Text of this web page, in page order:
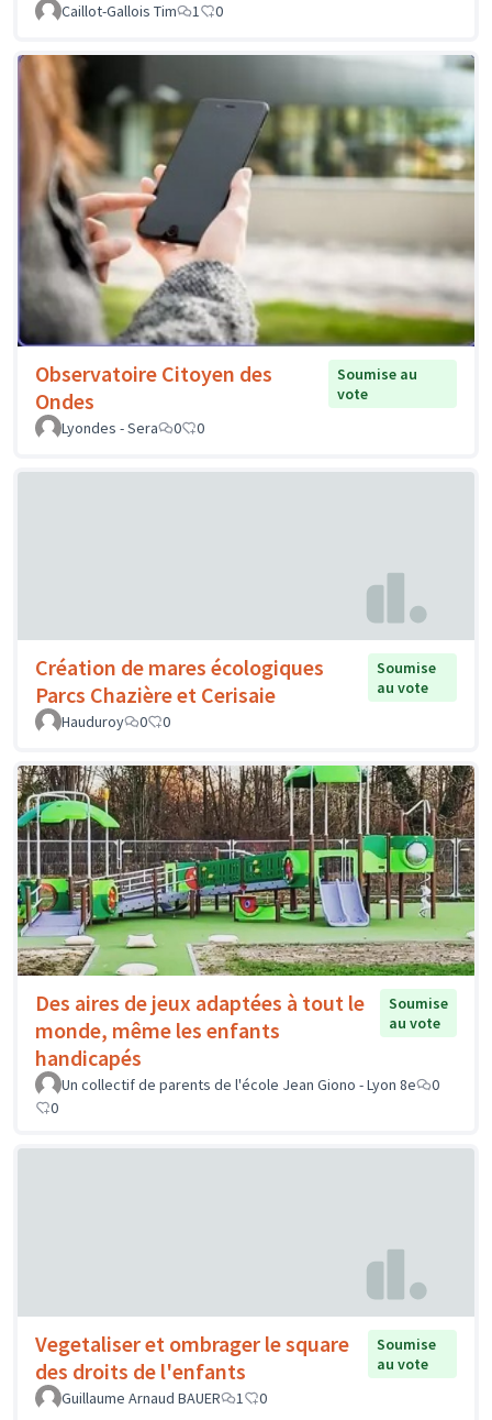
Caillot-Gallois Tim
1 0
Observatoire Citoyen des
Ondes
Soumise au
vote
Lyondes - Sera
0 0
Création de mares écologiques
Parcs Chazière et Cerisaie
Soumise
au vote
Hauduroy
0 0
Des aires de jeux adaptées à tout le
monde, même les enfants
handicapés
Soumise
au vote
Un collectif de parents de l'école Jean Giono - Lyon 8e
0
0
Vegetaliser et ombrager le square
des droits de l'enfants
Soumise
au vote
Guillaume Arnaud BAUER
1 0